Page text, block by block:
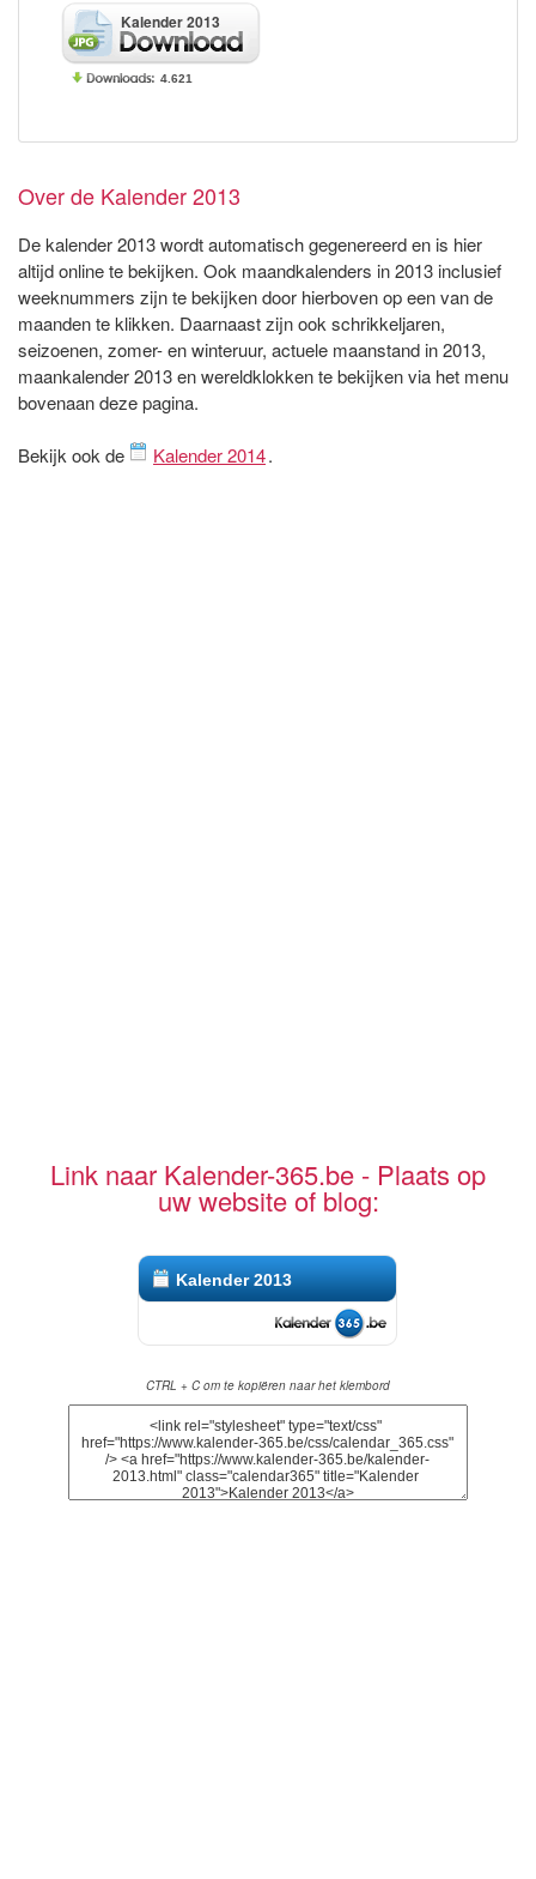
Kalender 2013
4.621
Over de Kalender 2013
De kalender 2013 wordt automatisch gegenereerd en is hier
altijd online te bekijken. Ook maandkalenders in 2013 inclusief
weeknummers zijn te bekijken door hierboven op een van de
maanden te klikken. Daarnaast zijn ook schrikkeljaren,
seizoenen, zomer- en winteruur, actuele maanstand in 2013,
maankalender 2013 en wereldklokken te bekijken via het menu
bovenaan deze pagina.
Bekijk ook de Kalender 2014.
Link naar Kalender-365.be - Plaats op
uw website of blog:
Kalender 2013
CTRL + C om te kopiëren naar het klembord